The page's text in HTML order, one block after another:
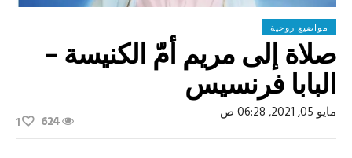
مواضيع روحية
صلاة إلى مريم أمّ الكنيسة –
البابا فرنسيس
مايو 05, 2021, 06:28 ص 624
1